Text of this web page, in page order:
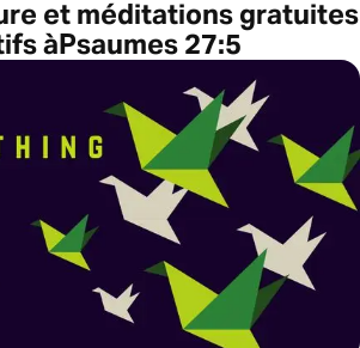
et méditations gratuites
àPsaumes 27:5